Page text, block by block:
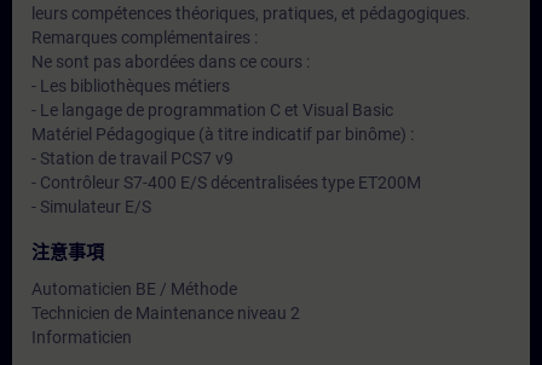
leurs compétences théoriques, pratiques, et pédagogiques.
Remarques complémentaires :
Ne sont pas abordées dans ce cours :
- Les bibliothèques métiers
- Le langage de programmation C et Visual Basic
Matériel Pédagogique (à titre indicatif par binôme) :
- Station de travail PCS7 v9
- Contrôleur S7-400 E/S décentralisées type ET200M
- Simulateur E/S
注意事項
Automaticien BE / Méthode
Technicien de Maintenance niveau 2
Informaticien